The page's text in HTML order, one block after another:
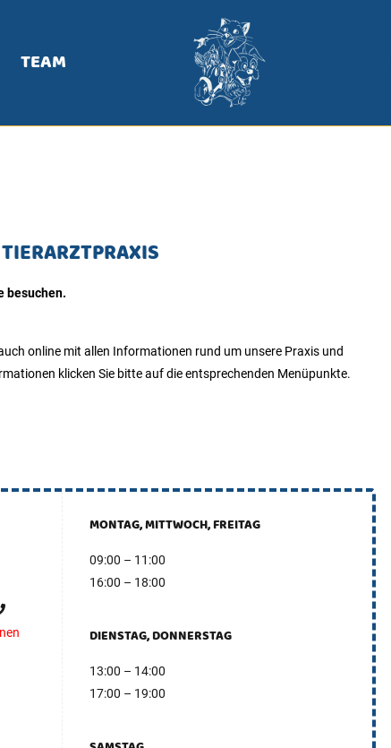
TEAM
besuchen.
online mit allen Informationen rund um unsere Praxis und
klicken Sie bitte auf die entsprechenden Menüpunkte.
MONTAG, MITTWOCH, FREITAG
09:00 – 11:00
16:00 – 18:00
DIENSTAG, DONNERSTAG
13:00 – 14:00
17:00 – 19:00